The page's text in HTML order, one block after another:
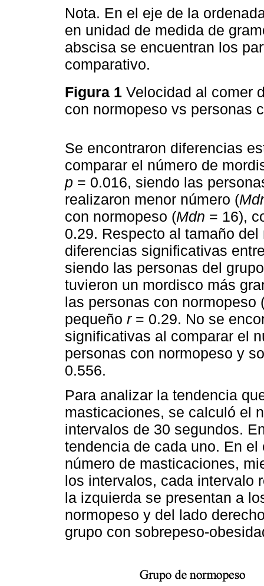
Nota. En el eje de la
en unidad de medida de
abscisa se encuentran los
comparativo.
Figura 1 Velocidad al comer
con normopeso vs personas
Se encontraron diferencias
comparar el número de
p = 0.016, siendo las
realizaron menor número (
con normopeso (Mdn = 16),
0.29. Respecto al tamaño
diferencias significativas
siendo las personas del
tuvieron un mordisco más
las personas con normopeso
pequeño r= 0.29. No se
significativas al comparar el
personas con normopeso y
0.556.
Para analizar la tendencia
masticaciones, se calculó el
intervalos de 30 segundos.
tendencia de cada uno. En
número de masticaciones,
los intervalos, cada intervalo
la izquierda se presentan a
normopeso y del lado
grupo con sobrepeso-